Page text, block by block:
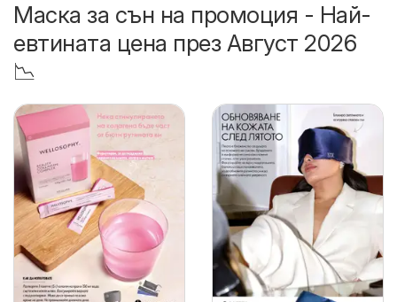
Маска за сън на промоция - Най-
евтината цена през Август 2026
📉